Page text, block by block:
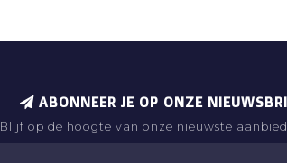
ABONNEER JE OP ONZE
Blijf op de hoogte van onze nieuwste